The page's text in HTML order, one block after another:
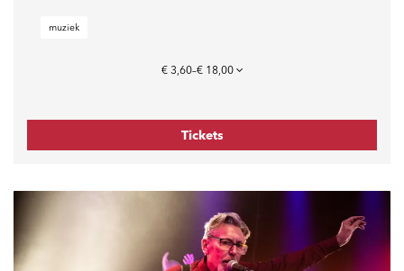
muziek
€ 3,60–€ 18,00
Tickets